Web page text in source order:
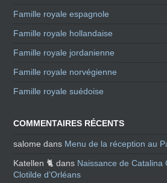
Famille royale espagnole
Famille royale hollandaise
Famille royale jordanienne
Famille royale norvégienne
Famille royale suédoise
COMMENTAIRES RÉCENTS
salome dans Menu de la réception au
Katellen 🐈 dans Naissance de Catalina
Clotilde d’Orléans